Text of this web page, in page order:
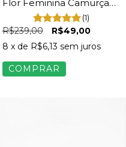
Flor Feminina Camurça
(1)
R$239,00
R$49,00
8 x de R$6,13 sem juros
COMPRAR